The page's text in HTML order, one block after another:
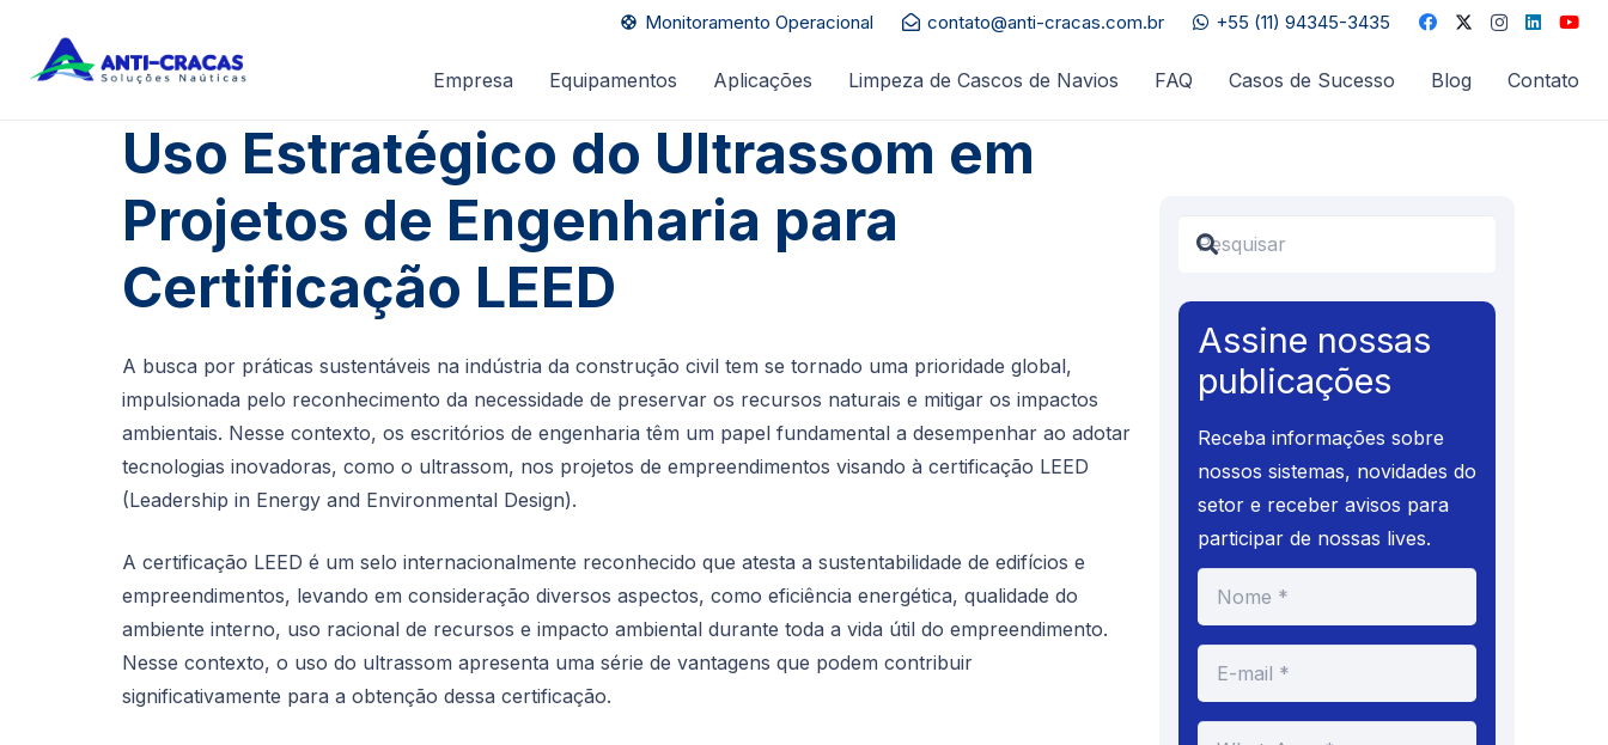
support Monitoramento Operacional contato@anti-cracas.com.br +55 (11) 94345-3435
Empresa Equipamentos Aplicações Limpeza de Cascos de Navios FAQ Casos de Sucesso Blog Contato
Uso Estratégico do Ultrassom em
Projetos de Engenharia para
Certificação LEED
A busca por práticas sustentáveis na indústria da construção civil tem se tornado uma prioridade global,
impulsionada pelo reconhecimento da necessidade de preservar os recursos naturais e mitigar os impactos
ambientais. Nesse contexto, os escritórios de engenharia têm um papel fundamental a desempenhar ao adotar
tecnologias inovadoras, como o ultrassom, nos projetos de empreendimentos visando à certificação LEED
(Leadership in Energy and Environmental Design).
A certificação LEED é um selo internacionalmente reconhecido que atesta a sustentabilidade de edifícios e
empreendimentos, levando em consideração diversos aspectos, como eficiência energética, qualidade do
ambiente interno, uso racional de recursos e impacto ambiental durante toda a vida útil do empreendimento.
Nesse contexto, o uso do ultrassom apresenta uma série de vantagens que podem contribuir
significativamente para a obtenção dessa certificação.
Assine nossas
publicações
Receba informações sobre
nossos sistemas, novidades do
setor e receber avisos para
participar de nossas lives.